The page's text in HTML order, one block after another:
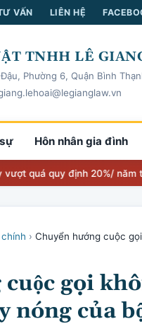
VẤN LIÊN HỆ
TNHH LÊ
Phường 6, Quận Bình
Hôn nhân gia đình
quy định 20%/ năm thì xử lý
› Chuyển hướng cuộc
cuộc gọi
nóng của